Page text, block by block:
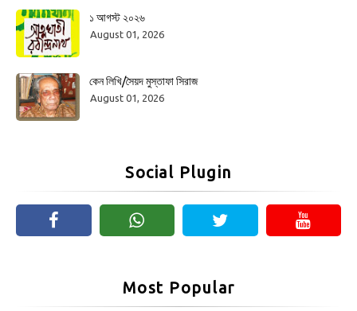
১ আগস্ট ২০২৬
August 01, 2026
কেন লিখি/সৈয়দ মুস্তাফা সিরাজ
August 01, 2026
Social Plugin
Most Popular